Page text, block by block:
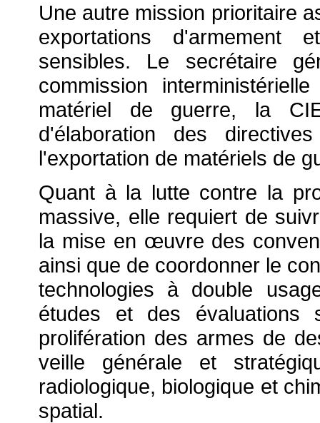
Une autre mission prioritaire
exportations d'armement
sensibles. Le secrétaire
commission
matériel de guerre, la
d'élaboration des
l'exportation de matériels de
Quant à la lutte contre la
massive, elle requiert de
la mise en œuvre des
ainsi que de coordonner le
technologies à double
études et des évaluations
prolifération des armes de
veille générale et
radiologique, biologique et
spatial.